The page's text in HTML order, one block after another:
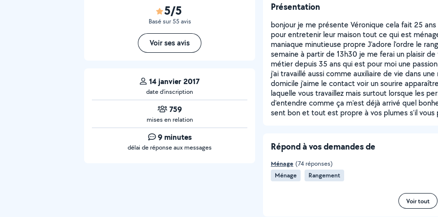
5/5
Basé sur 55 avis
Voir ses avis
14 janvier 2017
date d’inscription
759
mises en relation
9 minutes
délai de réponse aux messages
Présentation
bonjour je me présente Véronique cela fait 25
pour entretenir leur maison tout ce qui est
maniaque minutieuse propre J'adore l'ordre le
semaine à partir de 13h30 je me ferai un plaisir
métier depuis 35 ans qui est pour moi une
j'ai travaillé aussi comme auxiliaire de vie dans
domicile j'aime le contact voir un sourire
laquelle vous travaillez mais surtout lorsque les
d'entendre comme ça m'est déjà arrivé quel
sent bon et tout est propre à vos plumes s'il
Répond à vos demandes de
Ménage (74 réponses)
Ménage
Rangement
Voir tout